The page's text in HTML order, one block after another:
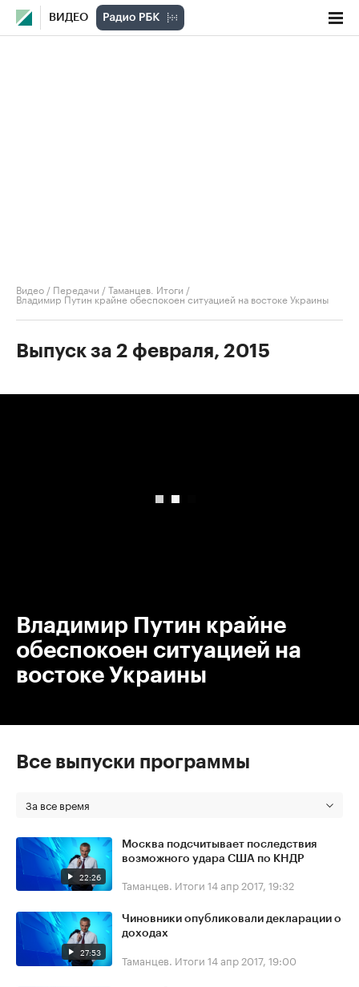
ВИДЕО
Видео / Передачи /Таманцев. Итоги /
Владимир Путин крайне обеспокоен ситуацией на востоке Украины
Выпуск за 2 февраля, 2015
Владимир Путин крайне
обеспокоен ситуацией на
востоке Украины
Все выпуски программы
За все время
22:26
Москва подсчитывает последствия
возможного удара США по КНДР
Таманцев. Итоги 14 апр 2017, 19:32
27:53
Чиновники опубликовали декларации о
доходах
Таманцев. Итоги 14 апр 2017, 19:00